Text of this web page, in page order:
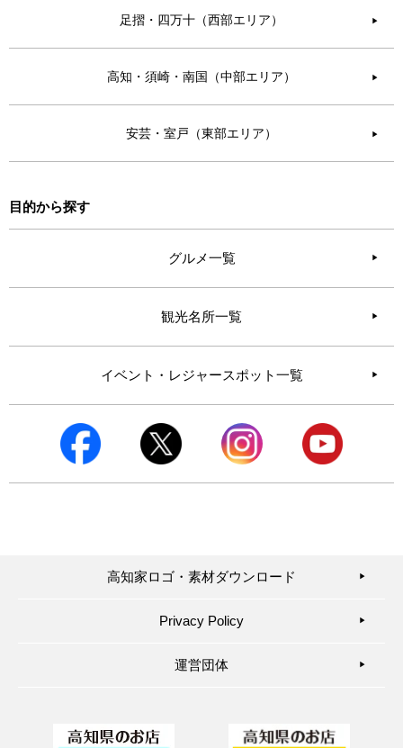
足摺・四万十（西部エリア） ▶︎
高知・須崎・南国（中部エリア） ▶︎
安芸・室戸（東部エリア） ▶︎
目的から探す
グルメ一覧
観光名所一覧
イベント・レジャースポット一覧
高知家ロゴ・素材ダウンロード ▶︎
Privacy Policy ▶︎
運営団体 ▶︎